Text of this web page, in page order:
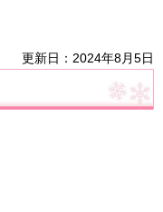
更新日：2024年8月5日